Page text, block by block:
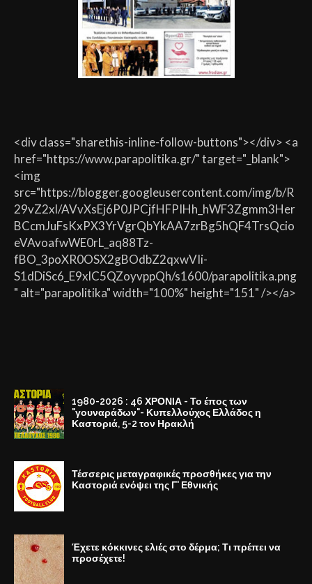
<div class="sharethis-inline-follow-buttons"></div> <a
href="https://www.parapolitika.gr/" target="_blank">
<img
src="https://blogger.googleusercontent.com/img/b/R
29vZ2xl/AVvXsEj6P0JPCjfHFPIHh_hWF3Zgmm3Her
BCcmJuFsKxPX3YrVgrQbYkAA7zrBg5hQF4TrsQcio
eVAvoafwWE0rL_aq88Tz-
fBO_3poXR0OSX2gBOdbZ2qxwVIi-
S1dDiSc6_E9xlC5QZoyvppQh/s1600/parapolitika.png
" alt="parapolitika" width="100%" height="151" /></a>
1980-2026 : 46 ΧΡΟΝΙΑ - Το έπος των
"γουναράδων"- Κυπελλούχος Ελλάδος η
Καστοριά, 5-2 τον Ηρακλή
Τέσσερις μεταγραφικές προσθήκες για την
Καστοριά ενόψει της Γ' Εθνικής
Έχετε κόκκινες ελιές στο δέρμα; Τι πρέπει να
προσέχετε!